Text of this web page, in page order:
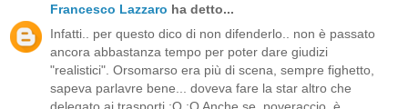
Francesco Lazzaro ha detto...
Infatti.. per questo dico di non difenderlo.. non è passato
ancora abbastanza tempo per poter dare giudizi
"realistici". Orsomarso era più di scena, sempre fighetto,
sapeva parlavre bene... doveva fare la star altro che
delegato ai trasporti :O :O Anche se, poveraccio, è